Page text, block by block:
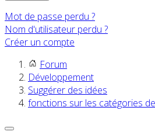
Mot de passe perdu ?
Nom d'utilisateur perdu ?
Créer un compte
Forum
Développement
Suggérer des idées
fonctions sur les catégories